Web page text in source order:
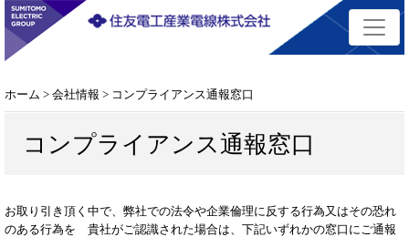
ホーム > 会社情報 > コンプライアンス通報窓口
コンプライアンス通報窓口
お取り引き頂く中で、弊社での法令や企業倫理に反する行為又はその恐れ
のある行為を 貴社がご認識された場合は、下記いずれかの窓口にご通報